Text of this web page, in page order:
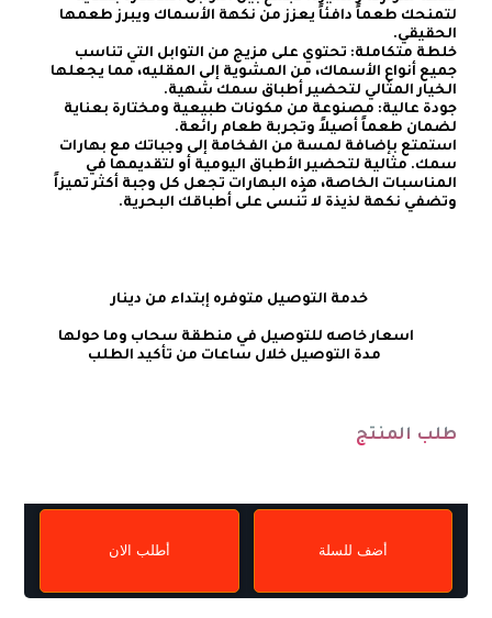
وتضفي نكهة لذيذة لا تُنسى على أطباقك البحرية.
طلب المنتج
أضف للسلة أطلب الان